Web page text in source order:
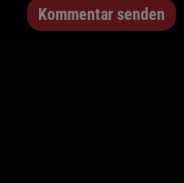
Kommentar senden